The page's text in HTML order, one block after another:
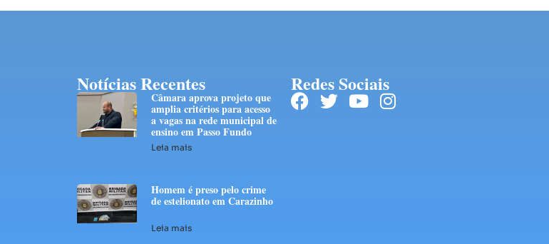
Notícias Recentes
Câmara aprova projeto que
amplia critérios para acesso
a vagas na rede municipal de
ensino em Passo Fundo
Leia mais
Homem é preso pelo crime
de estelionato em Carazinho
Leia mais
Redes Sociais